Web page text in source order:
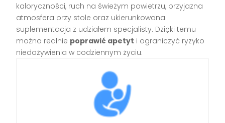
kaloryczności, ruch na świeżym powietrzu, przyjazna
atmosfera przy stole oraz ukierunkowana
suplementacja z udziałem specjalisty. Dzięki temu
można realnie poprawić apetyt i ograniczyć ryzyko
niedożywienia w codziennym życiu.